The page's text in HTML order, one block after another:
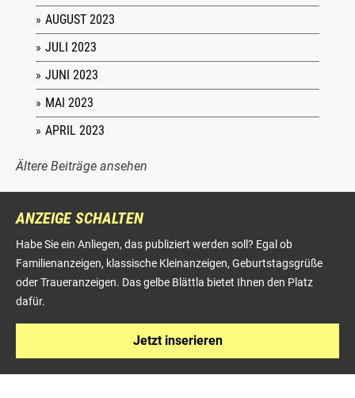
AUGUST 2023
JULI 2023
JUNI 2023
MAI 2023
APRIL 2023
Ältere Beiträge ansehen
ANZEIGE SCHALTEN
Habe Sie ein Anliegen, das publiziert werden soll? Egal ob
Familienanzeigen, klassische Kleinanzeigen, Geburtstagsgrüße
oder Traueranzeigen. Das gelbe Blättla bietet Ihnen den Platz
dafür.
Jetzt inserieren